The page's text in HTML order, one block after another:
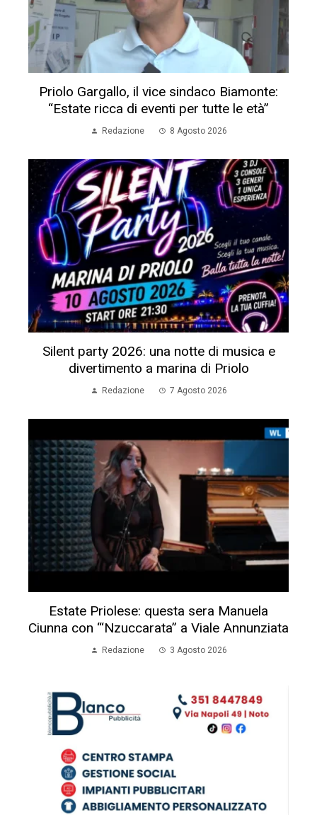
Priolo Gargallo, il vice sindaco Biamonte:
“Estate ricca di eventi per tutte le età”
Redazione 8 Agosto 2026
Silent party 2026: una notte di musica e
divertimento a marina di Priolo
Redazione 7 Agosto 2026
Estate Priolese: questa sera Manuela
Ciunna con “‘Nzuccarata” a Viale Annunziata
Redazione 3 Agosto 2026